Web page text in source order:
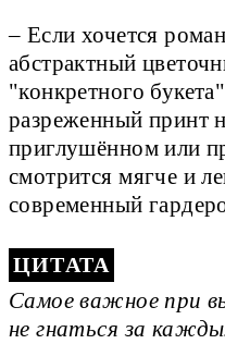
– Если хочется
абстрактный
"конкретного
разреженный принт
приглушённом или
смотрится мягче и
современный
Самое важное при
не гнаться за